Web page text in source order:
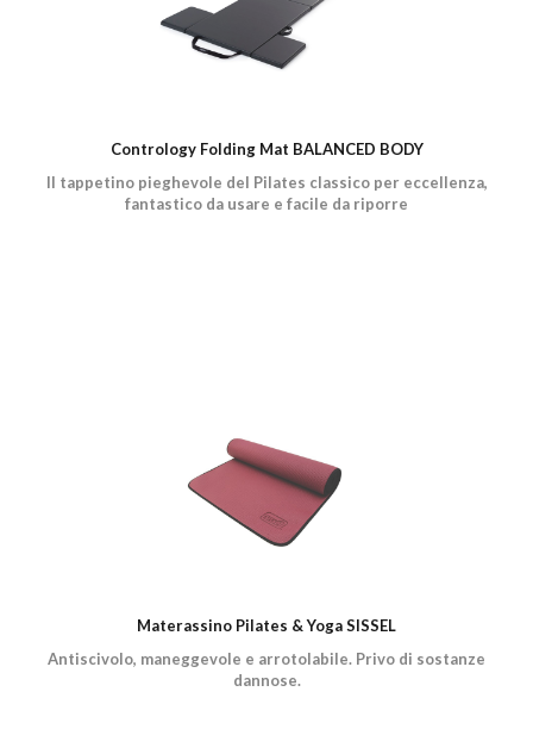
Contrology Folding Mat BALANCED BODY
Il tappetino pieghevole del Pilates classico per eccellenza,
fantastico da usare e facile da riporre
Materassino Pilates & Yoga SISSEL
Antiscivolo, maneggevole e arrotolabile. Privo di sostanze
dannose.